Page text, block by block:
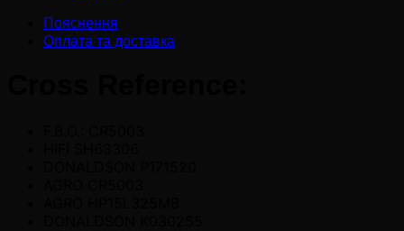
Пояснення
Оплата та доставка